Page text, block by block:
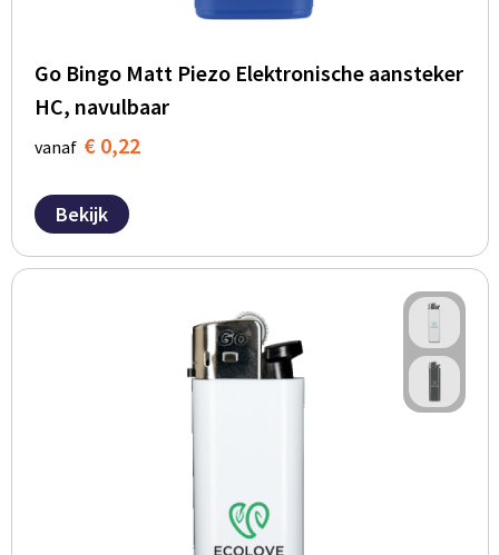
Go Bingo Matt Piezo Elektronische aansteker
HC, navulbaar
vanaf € 0,22
Bekijk